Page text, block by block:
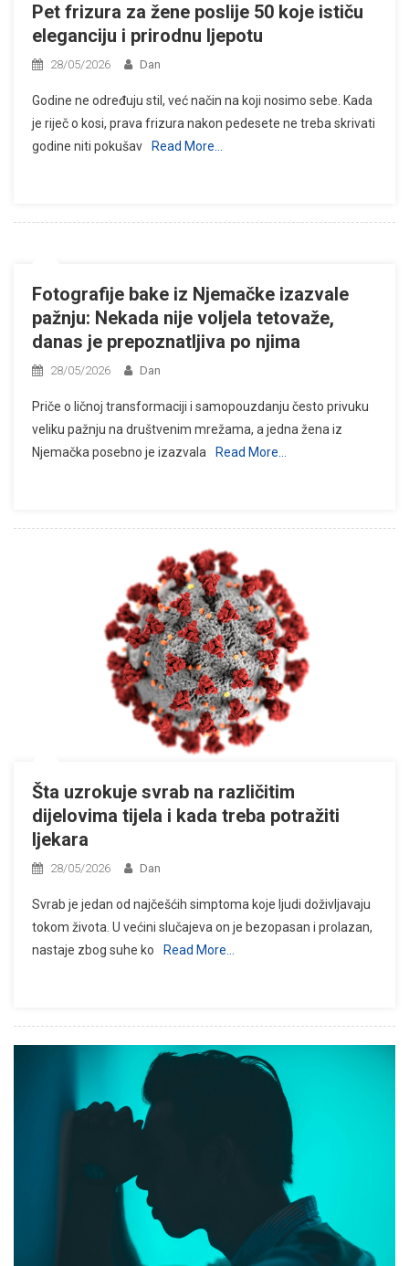
Pet frizura za žene poslije 50 koje ističu
eleganciju i prirodnu ljepotu
28/05/2026 Dan
Godine ne određuju stil, već način na koji nosimo sebe. Kada
je riječ o kosi, prava frizura nakon pedesete ne treba skrivati
godine niti pokušav
Read More…
Fotografije bake iz Njemačke izazvale
pažnju: Nekada nije voljela tetovaže,
danas je prepoznatljiva po njima
28/05/2026 Dan
Priče o ličnoj transformaciji i samopouzdanju često privuku
veliku pažnju na društvenim mrežama, a jedna žena iz
Njemačka posebno je izazvala
Read More…
Šta uzrokuje svrab na različitim
dijelovima tijela i kada treba potražiti
ljekara
28/05/2026 Dan
Svrab je jedan od najčešćih simptoma koje ljudi doživljavaju
tokom života. U većini slučajeva on je bezopasan i prolazan,
nastaje zbog suhe ko
Read More…